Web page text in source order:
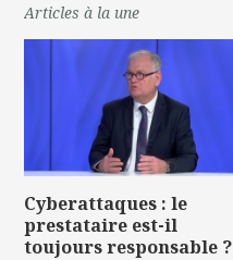
Articles à la une
Cyberattaques : le
prestataire est-il
toujours responsable ?